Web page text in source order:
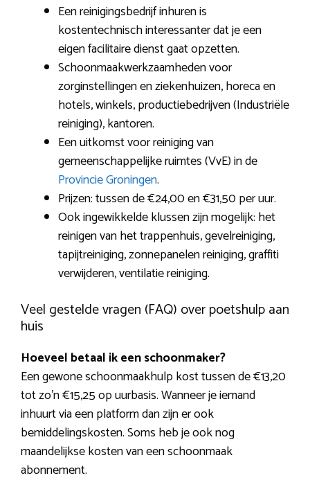
Een reinigingsbedrijf inhuren is
kostentechnisch interessanter dat je een
eigen facilitaire dienst gaat opzetten.
Schoonmaakwerkzaamheden voor
zorginstellingen en ziekenhuizen, horeca en
hotels, winkels, productiebedrijven (Industriële
reiniging), kantoren.
Een uitkomst voor reiniging van
gemeenschappelijke ruimtes (VvE) in de
Provincie Groningen.
Prijzen: tussen de €24,00 en €31,50 per uur.
Ook ingewikkelde klussen zijn mogelijk: het
reinigen van het trappenhuis, gevelreiniging,
tapijtreiniging, zonnepanelen reiniging, graffiti
verwijderen, ventilatie reiniging.
Veel gestelde vragen (FAQ) over poetshulp aan
huis
Hoeveel betaal ik een schoonmaker?
Een gewone schoonmaakhulp kost tussen de €13,20
tot zo’n €15,25 op uurbasis. Wanneer je iemand
inhuurt via een platform dan zijn er ook
bemiddelingskosten. Soms heb je ook nog
maandelijkse kosten van een schoonmaak
abonnement.